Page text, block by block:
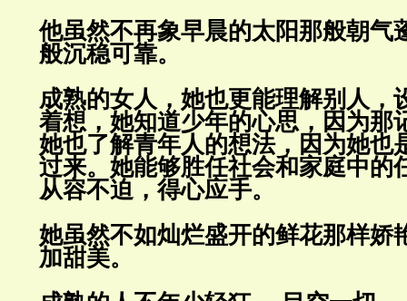
他虽然不再象早晨的太阳那般朝气
般沉稳可靠。
成熟的女人，她也更能理解别人，
着想，她知道少年的心思，因为那
她也了解青年人的想法，因为她也
过来。她能够胜任社会和家庭中的
从容不迫，得心应手。
她虽然不如灿烂盛开的鲜花那样娇
加甜美。